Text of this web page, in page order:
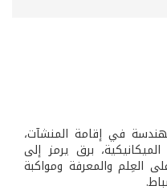
في إقامة المنشآت،
برق يرمز إلى
العِلم والمعرفة ومواكبة